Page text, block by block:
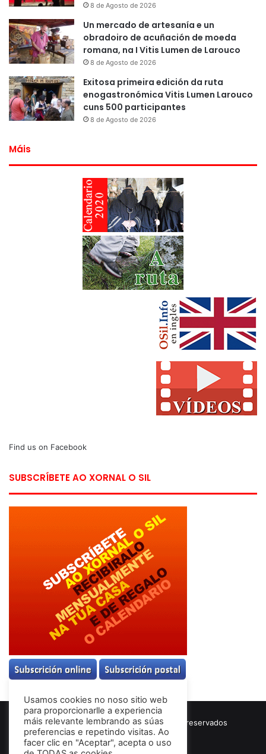
8 de Agosto de 2026
Un mercado de artesanía e un
obradoiro de acuñación de moeda
romana, na I Vitis Lumen de Larouco
8 de Agosto de 2026
Exitosa primeira edición da ruta
enogastronómica Vitis Lumen Larouco
cuns 500 participantes
8 de Agosto de 2026
Máis
Find us on Facebook
SUBSCRÍBETE AO XORNAL O SIL
© Copyright 2026, Todos los derechos reservados
Términos & Condiciones
Usamos cookies no noso sitio web
para proporcionarlle a experiencia
máis relevante lembrando as súas
preferencias e repetindo visitas. Ao
facer clic en "Aceptar", acepta o uso